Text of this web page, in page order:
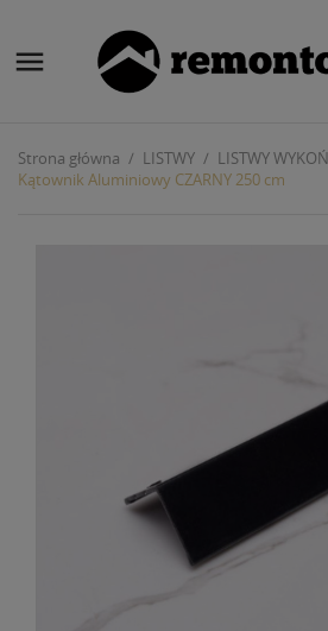

Strona główna LISTWY
LISTWY
Kątownik Aluminiowy CZARNY 250 cm